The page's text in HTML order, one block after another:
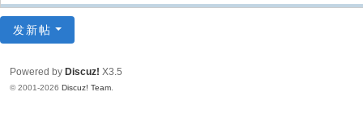
发新帖
Powered by Discuz! X3.5
© 2001-2026 Discuz! Team